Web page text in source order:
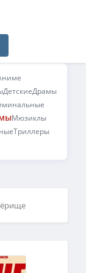
ДетскиеДрамы
Мюзиклы
Триллеры